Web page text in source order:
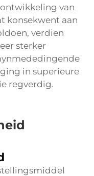
van
konsekwent aan
verdien
sterker
in superieure
regverdig.